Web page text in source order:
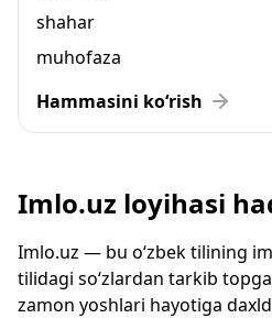
shahar
muhofaza
Hammasini ko‘rish
Imlo.uz loyihasi
Imlo.uz — bu o‘zbek tilining
tilidagi so‘zlardan tarkib
zamon yoshlari hayotiga